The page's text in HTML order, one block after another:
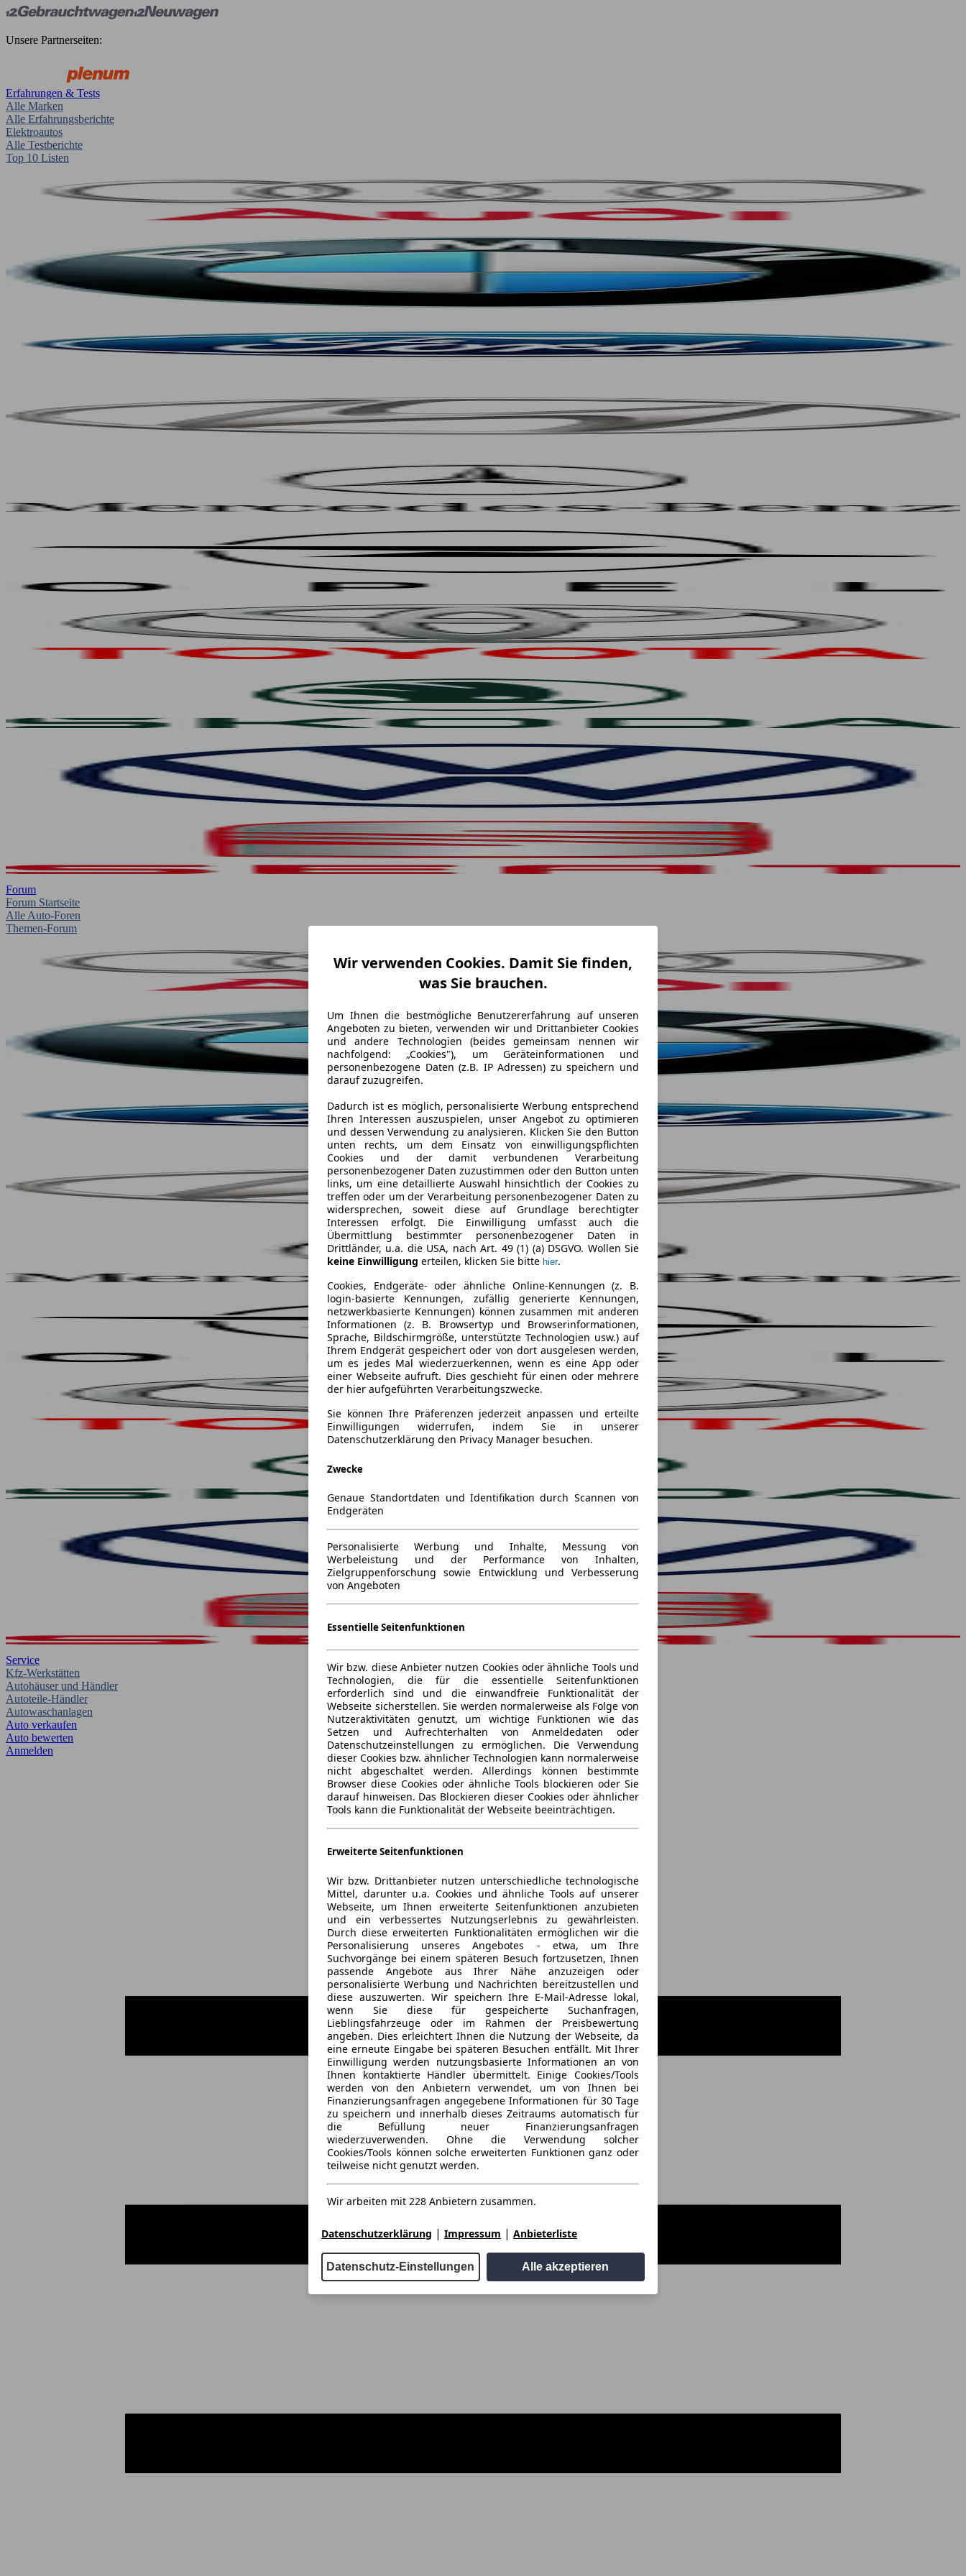
Unsere Partnerseiten:
Wir verwenden Cookies. Damit Sie finden,
was Sie brauchen.
Um Ihnen die bestmögliche Benutzererfahrung auf unseren
Angeboten zu bieten, verwenden wir und Drittanbieter Cookies
und andere Technologien (beides gemeinsam nennen wir
nachfolgend: „Cookies"), um Geräteinformationen und
personenbezogene Daten (z.B. IP Adressen) zu speichern und
darauf zuzugreifen.
Dadurch ist es möglich, personalisierte Werbung entsprechend
Ihren Interessen auszuspielen, unser Angebot zu optimieren
und dessen Verwendung zu analysieren. Klicken Sie den Button
unten rechts, um dem Einsatz von einwilligungspflichten
Cookies und der damit verbundenen Verarbeitung
personenbezogener Daten zuzustimmen oder den Button unten
links, um eine detaillierte Auswahl hinsichtlich der Cookies zu
treffen oder um der Verarbeitung personenbezogener Daten zu
widersprechen, soweit diese auf Grundlage berechtigter
Interessen erfolgt. Die Einwilligung umfasst auch die
Übermittlung bestimmter personenbezogener Daten in
Drittländer, u.a. die USA, nach Art. 49 (1) (a) DSGVO. Wollen Sie
keine Einwilligung erteilen, klicken Sie bitte hier.
Cookies, Endgeräte- oder ähnliche Online-Kennungen (z. B.
login-basierte Kennungen, zufällig generierte Kennungen,
netzwerkbasierte Kennungen) können zusammen mit anderen
Informationen (z. B. Browsertyp und Browserinformationen,
Sprache, Bildschirmgröße, unterstützte Technologien usw.) auf
Ihrem Endgerät gespeichert oder von dort ausgelesen werden,
um es jedes Mal wiederzuerkennen, wenn es eine App oder
einer Webseite aufruft. Dies geschieht für einen oder mehrere
der hier aufgeführten Verarbeitungszwecke.
Sie können Ihre Präferenzen jederzeit anpassen und erteilte
Einwilligungen widerrufen, indem Sie in unserer
Datenschutzerklärung den Privacy Manager besuchen.
Zwecke
Genaue Standortdaten und Identifikation durch Scannen von
Endgeräten
Personalisierte Werbung und Inhalte, Messung von
Werbeleistung und der Performance von Inhalten,
Zielgruppenforschung sowie Entwicklung und Verbesserung
von Angeboten
Essentielle Seitenfunktionen
Wir bzw. diese Anbieter nutzen Cookies oder ähnliche Tools und
Technologien, die für die essentielle Seitenfunktionen
erforderlich sind und die einwandfreie Funktionalität der
Webseite sicherstellen. Sie werden normalerweise als Folge von
Nutzeraktivitäten genutzt, um wichtige Funktionen wie das
Setzen und Aufrechterhalten von Anmeldedaten oder
Datenschutzeinstellungen zu ermöglichen. Die Verwendung
dieser Cookies bzw. ähnlicher Technologien kann normalerweise
nicht abgeschaltet werden. Allerdings können bestimmte
Browser diese Cookies oder ähnliche Tools blockieren oder Sie
darauf hinweisen. Das Blockieren dieser Cookies oder ähnlicher
Tools kann die Funktionalität der Webseite beeinträchtigen.
Erweiterte Seitenfunktionen
Wir bzw. Drittanbieter nutzen unterschiedliche technologische
Mittel, darunter u.a. Cookies und ähnliche Tools auf unserer
Webseite, um Ihnen erweiterte Seitenfunktionen anzubieten
und ein verbessertes Nutzungserlebnis zu gewährleisten.
Durch diese erweiterten Funktionalitäten ermöglichen wir die
Personalisierung unseres Angebotes - etwa, um Ihre
Suchvorgänge bei einem späteren Besuch fortzusetzen, Ihnen
passende Angebote aus Ihrer Nähe anzuzeigen oder
personalisierte Werbung und Nachrichten bereitzustellen und
diese auszuwerten. Wir speichern Ihre E-Mail-Adresse lokal,
wenn Sie diese für gespeicherte Suchanfragen,
Lieblingsfahrzeuge oder im Rahmen der Preisbewertung
angeben. Dies erleichtert Ihnen die Nutzung der Webseite, da
eine erneute Eingabe bei späteren Besuchen entfällt. Mit Ihrer
Einwilligung werden nutzungsbasierte Informationen an von
Ihnen kontaktierte Händler übermittelt. Einige Cookies/Tools
werden von den Anbietern verwendet, um von Ihnen bei
Finanzierungsanfragen angegebene Informationen für 30 Tage
zu speichern und innerhalb dieses Zeitraums automatisch für
die Befüllung neuer Finanzierungsanfragen
wiederzuverwenden. Ohne die Verwendung solcher
Cookies/Tools können solche erweiterten Funktionen ganz oder
teilweise nicht genutzt werden.
Wir arbeiten mit 228 Anbietern zusammen.
Datenschutzerklärung | Impressum | Anbieterliste
Datenschutz-Einstellungen Alle akzeptieren
Erfahrungen & Tests
Alle Marken
Alle Erfahrungsberichte
Elektroautos
Alle Testberichte
Top 10 Listen
Forum
Forum Startseite
Alle Auto-Foren
Themen-Forum
Service
Kfz-Werkstätten
Autohäuser und Händler
Autoteile-Händler
Autowaschanlagen
Auto verkaufen
Auto bewerten
Anmelden